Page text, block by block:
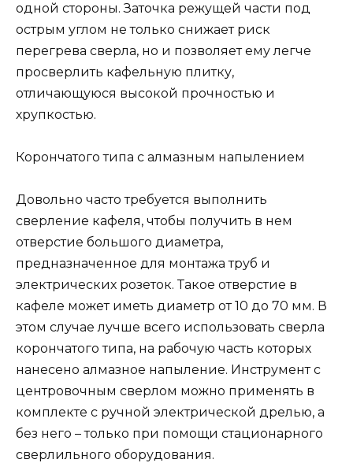
одной стороны. Заточка режущей части под
острым углом не только снижает риск
перегрева сверла, но и позволяет ему легче
просверлить кафельную плитку,
отличающуюся высокой прочностью и
хрупкостью.
Корончатого типа с алмазным напылением
Довольно часто требуется выполнить
сверление кафеля, чтобы получить в нем
отверстие большого диаметра,
предназначенное для монтажа труб и
электрических розеток. Такое отверстие в
кафеле может иметь диаметр от 10 до 70 мм. В
этом случае лучше всего использовать сверла
корончатого типа, на рабочую часть которых
нанесено алмазное напыление. Инструмент с
центровочным сверлом можно применять в
комплекте с ручной электрической дрелью, а
без него – только при помощи стационарного
сверлильного оборудования.